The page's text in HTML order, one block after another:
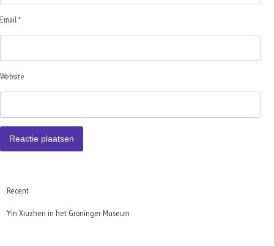
Email *
Website
Recent
Yin Xiuzhen in het Groninger Museum